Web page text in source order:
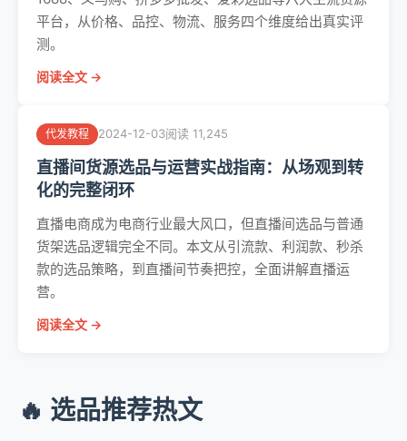
平台，从价格、品控、物流、服务四个维度给出真实评
测。
阅读全文 →
代发教程 2024-12-03阅读 11,245
直播间货源选品与运营实战指南：从场观到转
化的完整闭环
直播电商成为电商行业最大风口，但直播间选品与普通
货架选品逻辑完全不同。本文从引流款、利润款、秒杀
款的选品策略，到直播间节奏把控，全面讲解直播运
营。
阅读全文 →
🔥 选品推荐热文